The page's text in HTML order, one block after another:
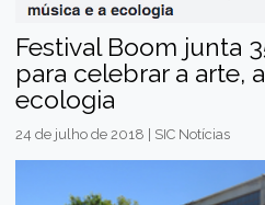
Festival Boom junta
para celebrar a arte,
ecologia
24 de julho de 2018 | SIC Notícias